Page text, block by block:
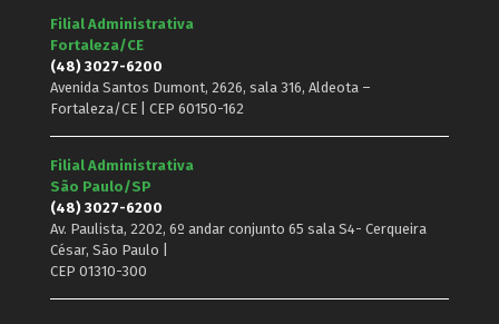
Filial Administrativa
Fortaleza/CE
(48) 3027-6200
Avenida Santos Dumont, 2626, sala 316, Aldeota –
Fortaleza/CE | CEP 60150-162
Filial Administrativa
São Paulo/SP
(48) 3027-6200
Av. Paulista, 2202, 6º andar conjunto 65 sala S4- Cerqueira
César, São Paulo |
CEP 01310-300